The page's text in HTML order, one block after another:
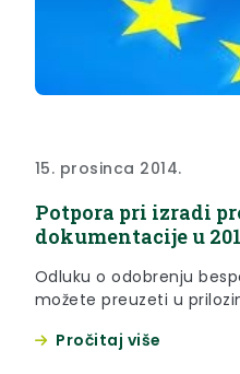
15. prosinca 2014.
Potpora pri izradi
dokumentacije u
Odluku o odobrenju
možete preuzeti u
Pročitaj više